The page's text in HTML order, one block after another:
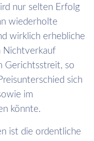
nur selten Erfolg
wiederholte
wirklich erhebliche
Nichtverkauf
Gerichtsstreit, so
sich
im
könnte.
ist die ordentliche